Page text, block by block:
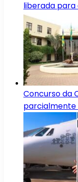
liberada
Concurso da
parcialmente